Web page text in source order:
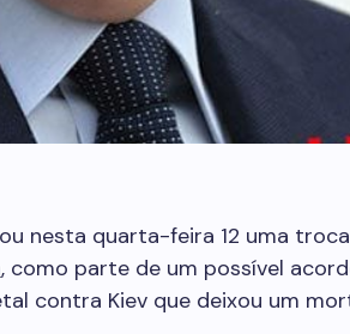
nesta quarta-feira 12 uma
, como parte de um possível
contra Kiev que deixou um